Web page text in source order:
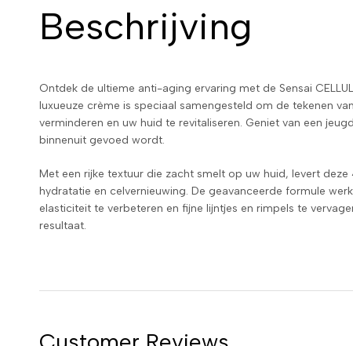
Beschrijving
Ontdek de ultieme anti-aging ervaring met de Sensai
luxueuze crème is speciaal samengesteld om de tekenen
verminderen en uw huid te revitaliseren. Geniet van een
binnenuit gevoed wordt.
Met een rijke textuur die zacht smelt op uw huid, levert
hydratatie en celvernieuwing. De geavanceerde formule
elasticiteit te verbeteren en fijne lijntjes en rimpels te
resultaat.